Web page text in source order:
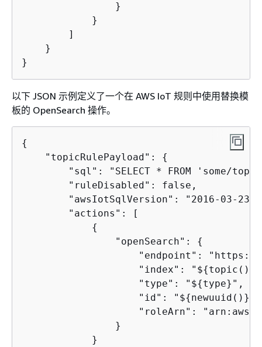
                }
            }
        ]
    }
}
以下 JSON 示例定义了一个在 AWS IoT 规则中使用替换模
板的 OpenSearch 操作。
{
    "topicRulePayload":
{
"sql": "SELECT * FROM 'some/
        "ruleDisabled": false,
        "awsIotSqlVersion": "2016-03-23",
        "actions": [
{
                "openSearch":
{
"endpoint":
                    "index": "$
{
                    "type": "$
{type}",
                    "id": "$
{newuuid()}",
"roleArn":
                }
            }